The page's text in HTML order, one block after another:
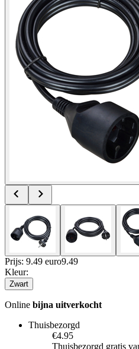
Prijs: 9.49 euro9.49
Kleur:
Zwart
Online bijna uitverkocht
Thuisbezorgd
€4.95
Thuisbezorgd gratis